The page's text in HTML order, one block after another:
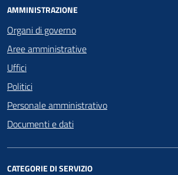
AMMINISTRAZIONE
Organi di governo
Aree amministrative
Uffici
Politici
Personale amministrativo
Documenti e dati
CATEGORIE DI SERVIZIO